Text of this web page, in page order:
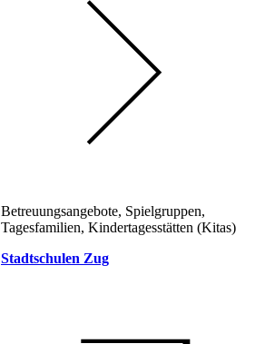
Betreuungsangebote, Spielgruppen,
Tagesfamilien, Kindertagesstätten (Kitas)
Stadtschulen Zug